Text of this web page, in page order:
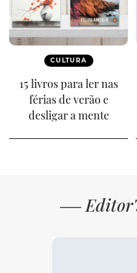
CULTURA
15 livros para ler nas
férias de verão e
desligar a mente